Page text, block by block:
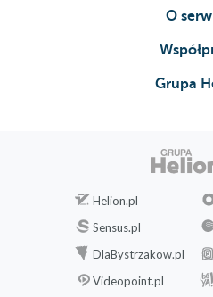
O
Grupa
Helion.pl
Sensus.pl
DlaBystrzakow.pl
Videopoint.pl